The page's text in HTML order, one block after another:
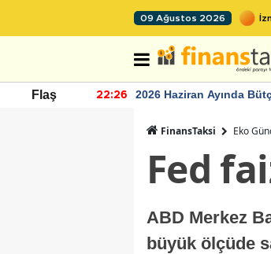
09 Ağustos 2026
Flaş 22:26
2026 Haziran Ayında
FinansTaksi Eko
Fed
ABD Merkez
büyük ölçüde